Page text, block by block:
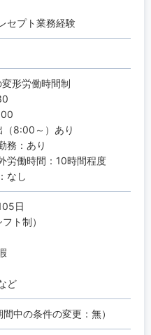
セプト業務経験
変形労働時間制
（8:00～）あり
務：あり
労働時間：10時間程度
なし
日
ト制）
ど
中の条件の変更：無）